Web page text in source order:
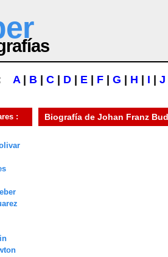
A| B C D E F G H I J
:
Biografía de Johan Franz